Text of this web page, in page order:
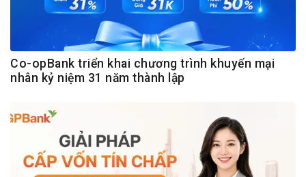
Co-opBank triển khai chương trình khuyến mại
nhân kỷ niệm 31 năm thành lập